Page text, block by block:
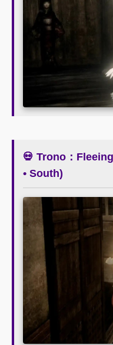
💀 Trono：
• South)